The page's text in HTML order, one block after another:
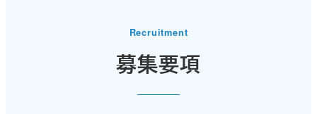
Recruitment
募集要項